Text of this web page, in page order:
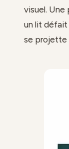
visuel. Une
un lit défait
se projette